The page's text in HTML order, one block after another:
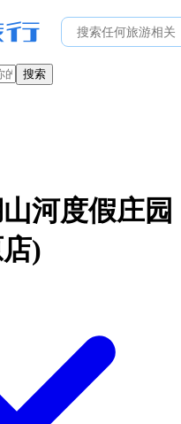
搜索
河度假庄园
)